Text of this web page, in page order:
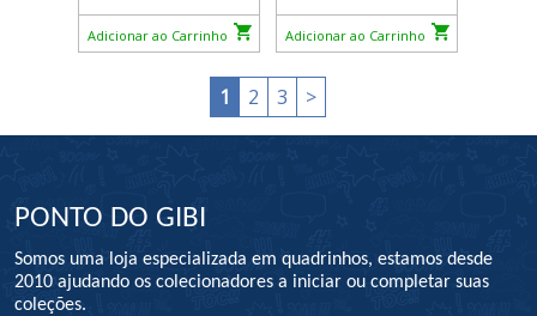
Adicionar ao Carrinho Adicionar ao Carrinho
1 2 3 >
PONTO DO GIBI
Somos uma loja especializada em quadrinhos, estamos desde
2010 ajudando os colecionadores a iniciar ou completar suas
coleções.